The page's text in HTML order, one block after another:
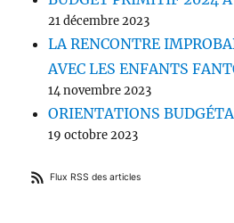
21 décembre 2023
LA RENCONTRE
AVEC LES ENFANTS
14 novembre 2023
ORIENTATIONS
19 octobre 2023
Flux RSS des articles